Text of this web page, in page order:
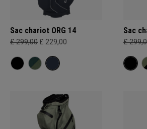
Sac chariot ORG 14
£ 299,00 £ 229,00
Sac
£